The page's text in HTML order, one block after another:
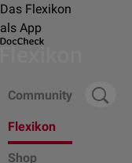
Das Flexikon
als App
Community
Flexikon
Shop